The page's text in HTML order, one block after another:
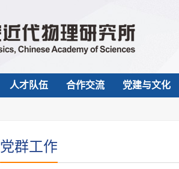
人才队伍 合作交流 党建与文化
党群工作